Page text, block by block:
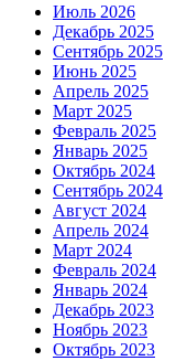
Июль 2026
Декабрь 2025
Сентябрь 2025
Июнь 2025
Апрель 2025
Март 2025
Февраль 2025
Январь 2025
Октябрь 2024
Сентябрь 2024
Август 2024
Апрель 2024
Март 2024
Февраль 2024
Январь 2024
Декабрь 2023
Ноябрь 2023
Октябрь 2023